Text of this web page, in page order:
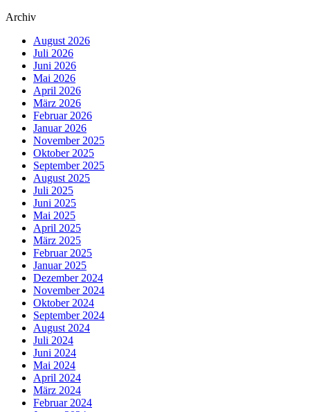
Archiv
August 2026
Juli 2026
Juni 2026
Mai 2026
April 2026
März 2026
Februar 2026
Januar 2026
November 2025
Oktober 2025
September 2025
August 2025
Juli 2025
Juni 2025
Mai 2025
April 2025
März 2025
Februar 2025
Januar 2025
Dezember 2024
November 2024
Oktober 2024
September 2024
August 2024
Juli 2024
Juni 2024
Mai 2024
April 2024
März 2024
Februar 2024